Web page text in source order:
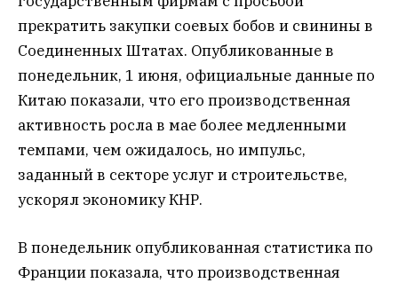
прекратить закупки соевых бобов и свинины в
Соединенных Штатах. Опубликованные в
понедельник, 1 июня, официальные данные по
Китаю показали, что его производственная
активность росла в мае более медленными
темпами, чем ожидалось, но импульс,
заданный в секторе услуг и строительстве,
ускорял экономику КНР.
В понедельник опубликованная статистика по
Франции показала, что производственная